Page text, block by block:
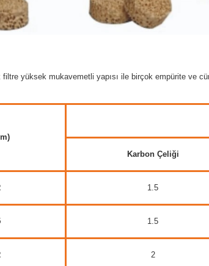
yüksek mukavemetli yapısı ile birçok empürite ve
Karbon Çeliği
1.5
1.5
2